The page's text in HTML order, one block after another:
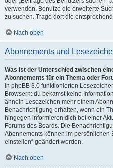
verwenden. Benutze die erweiterte
zu suchen. Trage dort die
Nach oben
Abonnements und
Was ist der Unterschied zwischen
Abonnements für ein Thema oder
In phpBB 3.0 funktionierten
Browsern: du bekamst keine
ähneln Lesezeichen mehr einem
Benachrichtigung erhalten, wenn ein
hingegen informieren dich bei einer
Forums des Boards. Die
Abonnements können im persönlichen
einstellen“ geändert werden.
Nach oben